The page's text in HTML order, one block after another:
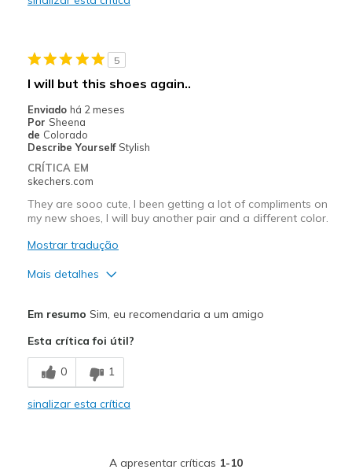
Poor Cushioning
Casual Wear
Width
Sizing
Feels true to size
View On Shoes
5
I will but this shoes again..
Enviado há 2 meses
Por Sheena
de Colorado
Describe Yourself Stylish
CRÍTICA EM
skechers.com
They are sooo cute, I been getting a lot of compliments on
my new shoes, I will buy another pair and a different color.
Mostrar tradução
Mais detalhes
Contras
Need Break In
Em resumo Sim, eu recomendaria a um amigo
Esta crítica foi útil?
0 1
sinalizar esta crítica
A apresentar críticas 1-10